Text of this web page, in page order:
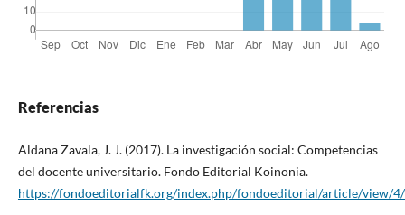
Referencias
Aldana Zavala, J. J. (2017). La investigación social: Competencias
del docente universitario. Fondo Editorial Koinonia.
https://fondoeditorialfk.org/index.php/fondoeditorial/article/view/